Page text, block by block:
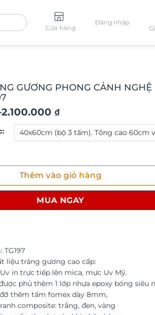
Cửa hàng
Đăng nhập
GƯƠNG PHONG CẢNH NGHỆ
2.100.000 ₫
GƯƠNG PHONG CẢNH NGHỆ THUẬT
Thêm vào giỏ hàng
MUA NGAY
liệu tráng gương cao cấp:
in trực tiếp lên mica, mực Uv Mỹ.
phủ thêm 1 lớp nhựa epoxy bóng siêu
thêm tấm fomex dày 8mm,
composite: trắng, đen, vàng